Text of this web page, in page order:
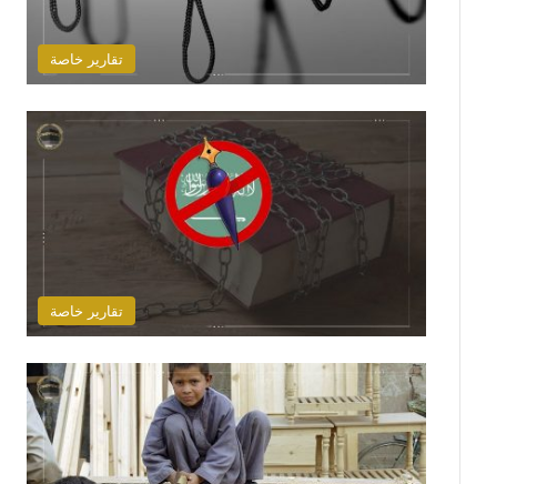
تقارير خاصة
تقارير خاصة